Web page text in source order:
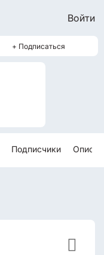
Войти
+ Подписаться
Подписчики
